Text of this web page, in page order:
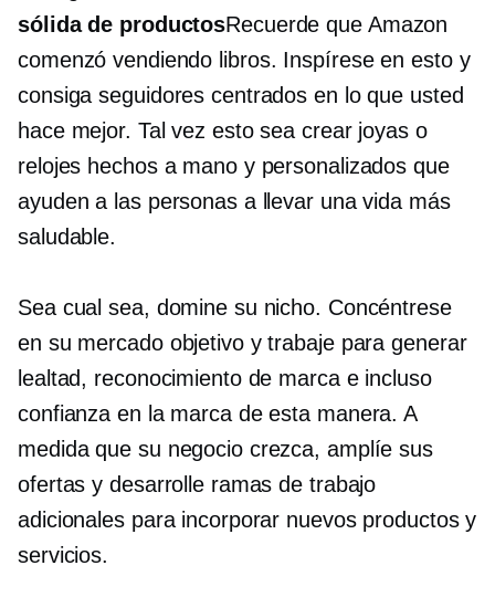
sólida de productosRecuerde que Amazon
comenzó vendiendo libros. Inspírese en esto y
consiga seguidores centrados en lo que usted
hace mejor. Tal vez esto sea crear joyas o
relojes hechos a mano y personalizados que
ayuden a las personas a llevar una vida más
saludable.
Sea cual sea, domine su nicho. Concéntrese
en su mercado objetivo y trabaje para generar
lealtad, reconocimiento de marca e incluso
confianza en la marca de esta manera. A
medida que su negocio crezca, amplíe sus
ofertas y desarrolle ramas de trabajo
adicionales para incorporar nuevos productos y
servicios.